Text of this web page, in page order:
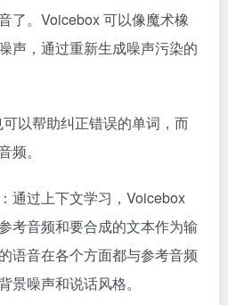
了。Voicebox 可以像魔术橡
声，通过重新生成噪声污染的
以帮助纠正错误的单词，而
频。
通过上下文学习，Voicebox
考音频和要合成的文本作为输
语音在各个方面都与参考音频
景噪声和说话风格。